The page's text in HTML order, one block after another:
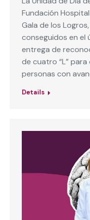
Fundación
Gala de los
conseguidos en el
entrega de
de cuatro “L”
personas con
Details